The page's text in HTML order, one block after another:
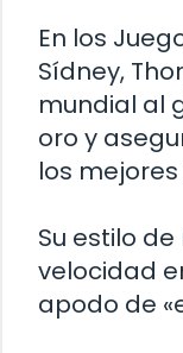
En los
Sídney,
mundial al
oro y
los
Su estilo
velocidad
apodo de